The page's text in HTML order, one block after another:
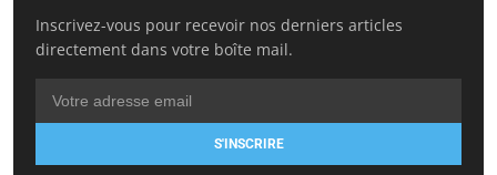
Inscrivez-vous pour recevoir nos derniers articles
directement dans votre boîte mail.
S'INSCRIRE